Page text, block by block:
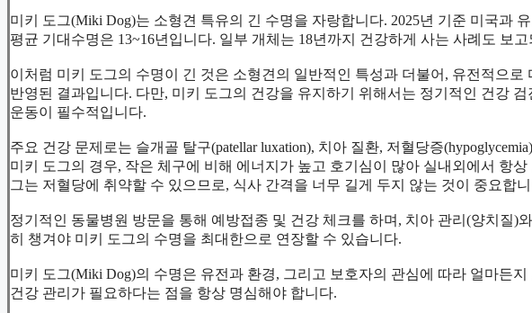
미키 도그(Miki Dog)는 소형견 특유의 긴 수명을 자랑합니다. 2025년 기준 미국과
평균 기대수명은 13~16년입니다. 일부 개체는 18년까지 건강하게 사는 사례도 보
이처럼 미키 도그의 수명이 긴 것은 소형견의 일반적인 특성과 더불어, 유전적으
반영된 결과입니다. 다만, 미키 도그의 건강을 유지하기 위해서는 정기적인 건강
운동이 필수적입니다.
주요 건강 문제로는 슬개골 탈구(patellar luxation), 치아 질환, 저혈당증
미키 도그의 경우, 작은 체구에 비해 에너지가 높고 호기심이 많아 실내외에서 항
그는 저혈당에 취약할 수 있으므로, 식사 간격을 너무 길게 두지 않는 것이 중요합
정기적인 동물병원 방문을 통해 예방접종 및 건강 체크를 하며, 치아 관리(양치질)
히 챙겨야 미키 도그의 수명을 최대한으로 연장할 수 있습니다.
미키 도그(Miki Dog)의 수명은 유전과 환경, 그리고 보호자의 관심에 따라 얼마든
건강 관리가 필요하다는 점을 항상 명심해야 합니다.